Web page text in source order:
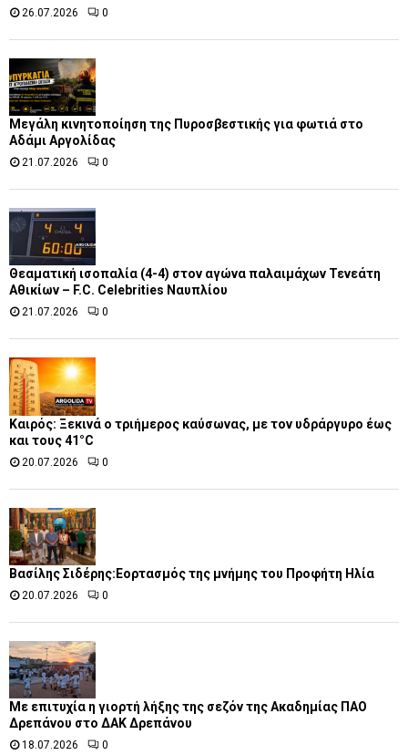
26.07.2026 0
Μεγάλη κινητοποίηση της Πυροσβεστικής για φωτιά στο
Αδάμι Αργολίδας
21.07.2026 0
Θεαματική ισοπαλία (4-4) στον αγώνα παλαιμάχων Τενεάτη
Αθικίων – F.C. Celebrities Ναυπλίου
21.07.2026 0
Καιρός: Ξεκινά ο τριήμερος καύσωνας, με τον υδράργυρο έως
και τους 41°C
20.07.2026 0
Βασίλης Σιδέρης:Εορτασμός της μνήμης του Προφήτη Ηλία
20.07.2026 0
Με επιτυχία η γιορτή λήξης της σεζόν της Ακαδημίας ΠΑΟ
Δρεπάνου στο ΔΑΚ Δρεπάνου
18.07.2026 0